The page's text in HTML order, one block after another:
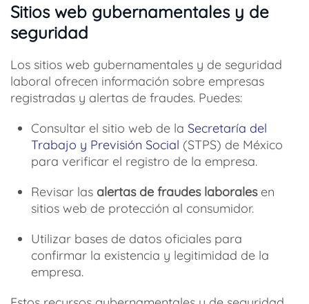
Sitios web gubernamentales y de
seguridad
Los sitios web gubernamentales y de seguridad
laboral ofrecen información sobre empresas
registradas y alertas de fraudes. Puedes:
Consultar el sitio web de la Secretaría del
Trabajo y Previsión Social (STPS) de México
para verificar el registro de la empresa.
Revisar las alertas de fraudes laboralesen
sitios web de protección al consumidor.
Utilizar bases de datos oficiales para
confirmar la existencia y legitimidad de la
empresa.